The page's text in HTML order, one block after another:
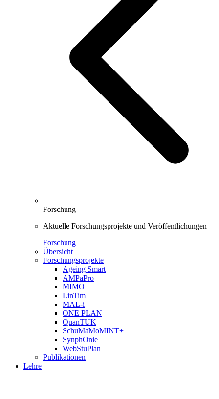
Forschung
Aktuelle Forschungsprojekte und Veröffentlichungen
Forschung
Übersicht
Forschungsprojekte
Ageing Smart
AMPaPro
MIMO
LinTim
MAL-i
ONE PLAN
QuanTUK
SchuMaMoMINT+
SynphOnie
WebStuPlan
Publikationen
Lehre